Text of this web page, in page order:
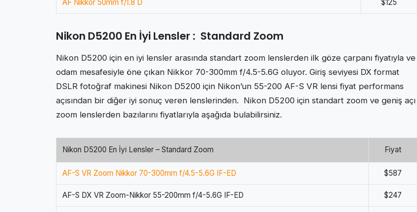
AF Nikkor 50mm f/1.8 D $125
Nikon D5200 En İyi Lensler : Standard Zoom
Nikon D5200 için en iyi lensler arasında standart zoom lenslerden ilk göze çarpanı fiyatıyla ve
odam mesafesiyle öne çıkan Nikkor 70-300mm f/4.5-5.6G oluyor. Giriş seviyesi DX format
DSLR fotoğraf makinesi Nikon D5200 için Nikon’un 55-200 AF-S VR lensi fiyat performans
açısından bir diğer iyi sonuç veren lenslerinden. Nikon D5200 için standart zoom ve geniş açı
zoom lenslerden bazılarını fiyatlarıyla aşağıda bulabilirsiniz.
Nikon D5200 En İyi Lensler – Standard Zoom Fiyat
AF-S VR Zoom Nikkor 70-300mm f/4.5-5.6G IF-ED $587
AF-S DX VR Zoom-Nikkor 55-200mm f/4-5.6G IF-ED $247